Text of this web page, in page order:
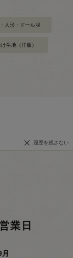
人形・ドール服
生地（洋服）
履歴を残さない
業日
月